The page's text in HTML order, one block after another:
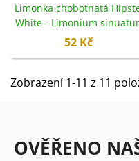
Limonka chobotnatá
White - Limonium
- semena - 30 ks
52 Kč
Zobrazení 1-11 z 11
OVĚŘENO